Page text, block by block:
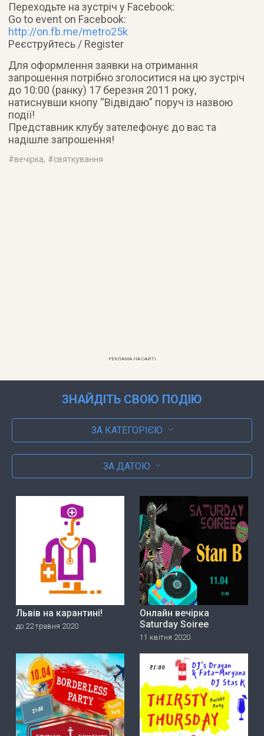
Переходьте на зустріч у Facebook:
Go to event on Facebook:
http://on.fb.me/metro25k
Реєструйтесь / Register
Для оформлення заявки на отримання
запрошення потрібно зголоситися на цю зустріч
до 10:00 (ранку) 17 березня 2011 року,
натиснувши кнопу “Відвідаю” поруч із назвою
події!
Представник клубу зателефонує до вас та
надішле запрошення!
#вечірка, #святкування
РЕКЛАМА НА САЙТІ
ЗНАЙДІТЬ СВОЮ ПОДІЮ
ЗА КАТЕГОРІЄЮ
ЗА ДАТОЮ
Львів на карантині!
до 22 травня 2020
Онлайн вечірка
Saturday Soiree
11 квітня 2020